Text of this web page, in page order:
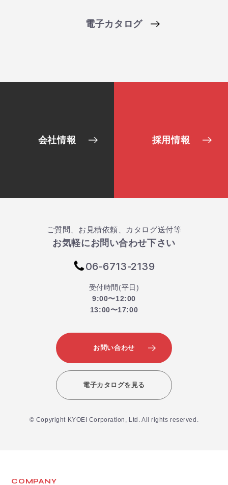
電子カタログ
会社情報 採用情報
ご質問、お見積依頼、カタログ送付等
お気軽にお問い合わせ下さい
06-6713-2139
受付時間(平日)
9:00〜12:00
13:00〜17:00
お問い合わせ
電子カタログを見る
© Copyright KYOEI Corporation, Ltd. All rights reserved.
COMPANY